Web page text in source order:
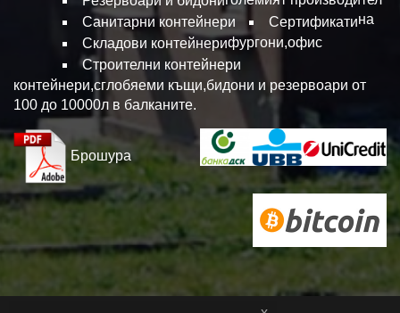
Санитарни контейнери
Сертификати
Складови контейнери
Строителни контейнери
на
фургони,офис
контейнери,сглобяеми къщи,бидони и резервоари от
100 до 10000л в балканите.
Брошура